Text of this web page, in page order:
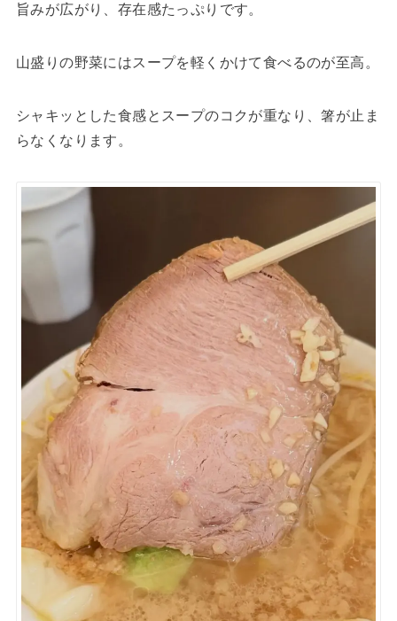
旨みが広がり、存在感たっぷりです。
山盛りの野菜にはスープを軽くかけて食べるのが至高。
シャキッとした食感とスープのコクが重なり、箸が止ま
らなくなります。